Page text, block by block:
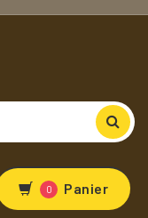
0 Panier